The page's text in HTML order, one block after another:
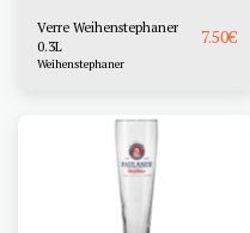
Verre Weihenstephaner
0.3L
7.50€
Weihenstephaner